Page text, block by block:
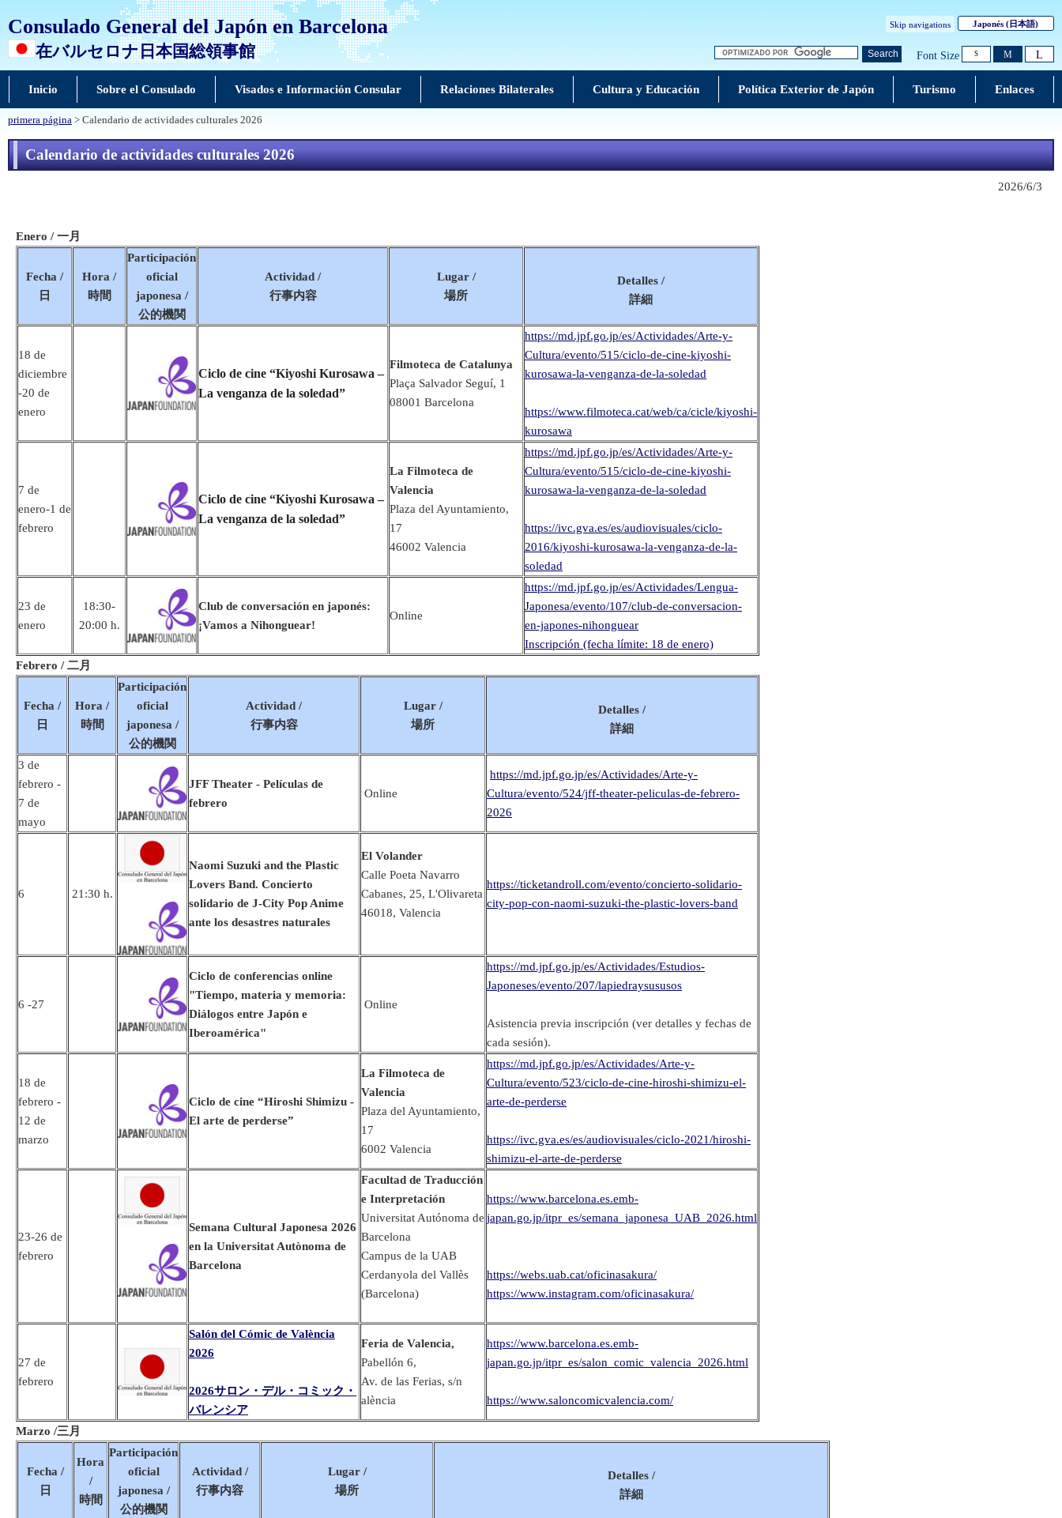
Consulado General del Japón en Barcelona
在バルセロナ日本国総領事館
Skip navigations Japonés(日本語)
Search Font Size S M L
Inicio Sobre el Consulado Visados e Información Consular Relaciones Bilaterales Cultura y Educación Política Exterior de Japón Turismo Enlaces
primera página > Calendario de actividades culturales 2026
Calendario de actividades culturales 2026
2026/6/3
Fecha /
日
Hora /
時間
Participación
oficial
japonesa /
公的機関
Actividad /
行事内容
Lugar /
場所
Detalles /
詳細
Enero / 一月
18 de
diciembre
-20 de
enero
Ciclo de cine “Kiyoshi Kurosawa –
La venganza de la soledad”
Filmoteca de Catalunya
Plaça Salvador Seguí, 1
08001 Barcelona
https://md.jpf.go.jp/es/Actividades/Arte-y-
Cultura/evento/515/ciclo-de-cine-kiyoshi-
kurosawa-la-venganza-de-la-soledad
https://www.filmoteca.cat/web/ca/cicle/kiyoshi-
kurosawa
7 de
enero-1 de
febrero
Ciclo de cine “Kiyoshi Kurosawa –
La venganza de la soledad”
La Filmoteca de
Valencia
Plaza del Ayuntamiento,
17
46002 Valencia
https://md.jpf.go.jp/es/Actividades/Arte-y-
Cultura/evento/515/ciclo-de-cine-kiyoshi-
kurosawa-la-venganza-de-la-soledad
https://ivc.gva.es/es/audiovisuales/ciclo-
2016/kiyoshi-kurosawa-la-venganza-de-la-
soledad
23 de
enero
18:30-
20:00 h.
Club de conversación en japonés:
¡Vamos a Nihonguear!
Online
https://md.jpf.go.jp/es/Actividades/Lengua-
Japonesa/evento/107/club-de-conversacion-
en-japones-nihonguear
Inscripción (fecha límite: 18 de enero)
Fecha /
日
Hora /
時間
Participación
oficial
japonesa /
公的機関
Actividad /
行事内容
Lugar /
場所
Detalles /
詳細
Febrero / 二月
3 de
febrero -
7 de
mayo
JFF Theater - Películas de
febrero
Online
https://md.jpf.go.jp/es/Actividades/Arte-y-
Cultura/evento/524/jff-theater-peliculas-de-febrero-
2026
6 21:30 h.
Naomi Suzuki and the Plastic
Lovers Band. Concierto
solidario de J-City Pop Anime
ante los desastres naturales
El Volander
Calle Poeta Navarro
Cabanes, 25, L'Olivareta
46018, Valencia
https://ticketandroll.com/evento/concierto-solidario-
city-pop-con-naomi-suzuki-the-plastic-lovers-band
6 -27
Ciclo de conferencias online
"Tiempo, materia y memoria:
Diálogos entre Japón e
Iberoamérica"
Online
https://md.jpf.go.jp/es/Actividades/Estudios-
Japoneses/evento/207/lapiedraysususos
Asistencia previa inscripción (ver detalles y fechas de
cada sesión).
18 de
febrero -
12 de
marzo
Ciclo de cine “Hiroshi Shimizu -
El arte de perderse”
La Filmoteca de
Valencia
Plaza del Ayuntamiento,
17
6002 Valencia
https://md.jpf.go.jp/es/Actividades/Arte-y-
Cultura/evento/523/ciclo-de-cine-hiroshi-shimizu-el-
arte-de-perderse
https://ivc.gva.es/es/audiovisuales/ciclo-2021/hiroshi-
shimizu-el-arte-de-perderse
23-26 de
febrero
Semana Cultural Japonesa 2026
en la Universitat Autònoma de
Barcelona
Facultad de Traducción
e Interpretación
Universitat Autónoma de
Barcelona
Campus de la UAB
Cerdanyola del Vallès
(Barcelona)
https://www.barcelona.es.emb-
japan.go.jp/itpr_es/semana_japonesa_UAB_2026.html
https://webs.uab.cat/oficinasakura/
https://www.instagram.com/oficinasakura/
27 de
febrero
Salón del Cómic de València
2026
2026サロン・デル・コミック・
バレンシア
Feria de Valencia,
Pabellón 6,
Av. de las Ferias, s/n
alència
https://www.barcelona.es.emb-
japan.go.jp/itpr_es/salon_comic_valencia_2026.html
https://www.saloncomicvalencia.com/
Fecha /
日
Hora
/
時間
Participación
oficial
japonesa /
公的機関
Actividad /
行事内容
Lugar /
場所
Detalles /
詳細
Marzo /三月